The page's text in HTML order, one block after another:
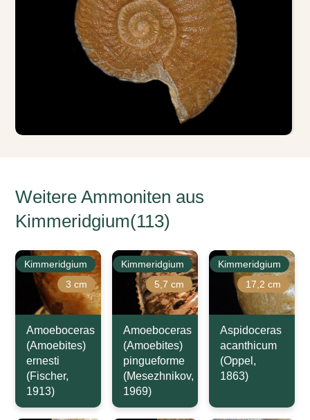
Weitere Ammoniten aus
Kimmeridgium(113)
Kimmeridgium
3 cm
Amoeboceras
(Amoebites)
ernesti
(Fischer,
1913)
Kimmeridgium
5,7 cm
Amoeboceras
(Amoebites)
pingueforme
(Mesezhnikov,
1969)
Kimmeridgium
17,2 cm
Aspidoceras
acanthicum
(Oppel,
1863)